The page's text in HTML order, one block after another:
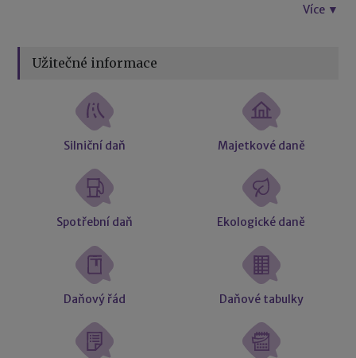
Více ▼
Užitečné informace
Silniční daň Majetkové daně
Spotřební daň Ekologické daně
Daňový řád Daňové tabulky